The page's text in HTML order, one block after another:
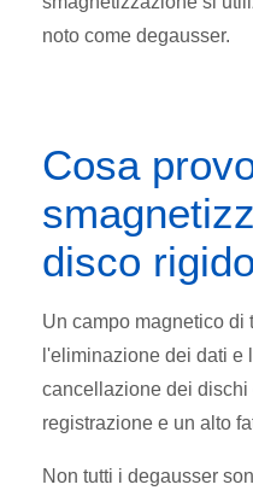
noto come degausser.
Cosa
disco
Un campo magnetico di
l'eliminazione dei dati e
cancellazione dei
registrazione e un alto
Non tutti i degausser